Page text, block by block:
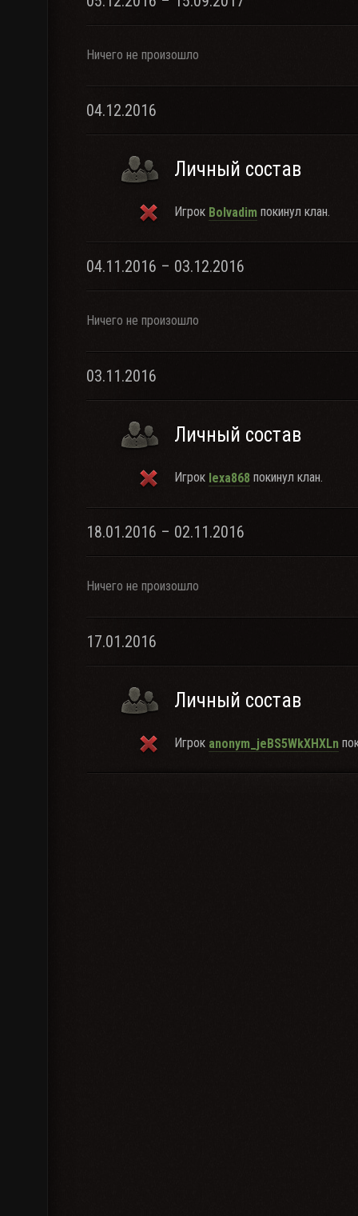
Ничего не произошло
04.12.2016
Личный состав
Игрок Bolvadim покинул клан.
04.11.2016 – 03.12.2016
Ничего не произошло
03.11.2016
Личный состав
Игрок lexa868 покинул клан.
18.01.2016 – 02.11.2016
Ничего не произошло
17.01.2016
Личный состав
Игрок anonym_jeBS5WkXHXLn